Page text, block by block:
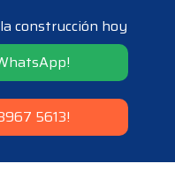
construcción hoy
5613!